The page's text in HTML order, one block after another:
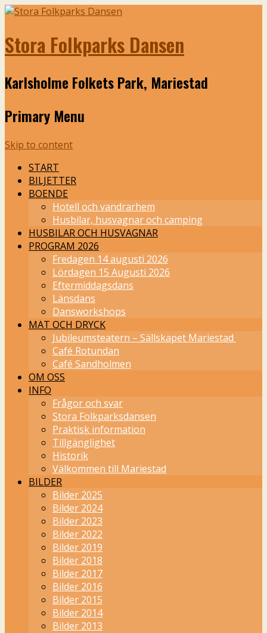
Stora Folkparks Dansen
Karlsholme Folkets Park, Mariestad
Primary Menu
Skip to content
START
BILJETTER
BOENDE
Hotell och vandrarhem
Husbilar, husvagnar och camping
HUSBILAR OCH HUSVAGNAR
PROGRAM 2026
Fredagen 14 augusti 2026
Lördagen 15 Augusti 2026
Eftermiddagsdans
Länsdans
Dansworkshops
MAT OCH DRYCK
Jubileumsteatern – Sällskapet Mariestad
Café Rotundan
Café Sandholmen
OM OSS
INFO
Frågor och svar
Stora Folkparksdansen
Praktisk information
Tillgänglighet
Historik
Välkommen till Mariestad
BILDER
Bilder 2025
Bilder 2024
Bilder 2023
Bilder 2022
Bilder 2019
Bilder 2018
Bilder 2017
Bilder 2016
Bilder 2015
Bilder 2014
Bilder 2013